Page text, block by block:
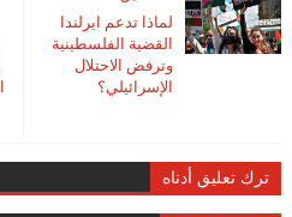
لماذا تدعم ايرلندا
القضية الفلسطينية
وترفض الاحتلال
الإسرائيلي؟
ترك تعليق أدناه